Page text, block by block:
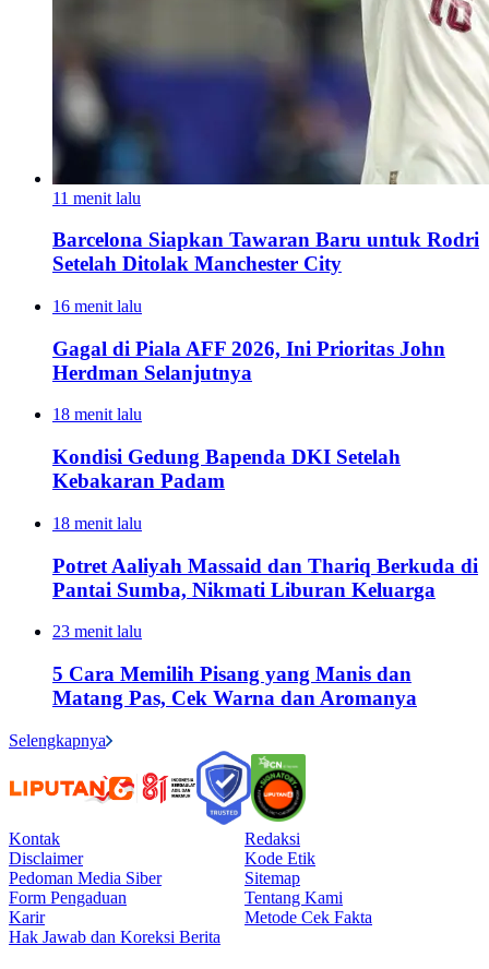
11 menit lalu
Barcelona Siapkan Tawaran Baru untuk Rodri
Setelah Ditolak Manchester City
16 menit lalu
Gagal di Piala AFF 2026, Ini Prioritas John
Herdman Selanjutnya
18 menit lalu
Kondisi Gedung Bapenda DKI Setelah
Kebakaran Padam
18 menit lalu
Potret Aaliyah Massaid dan Thariq Berkuda di
Pantai Sumba, Nikmati Liburan Keluarga
23 menit lalu
5 Cara Memilih Pisang yang Manis dan
Matang Pas, Cek Warna dan Aromanya
Selengkapnya
Kontak
Redaksi
Disclaimer
Kode Etik
Pedoman Media Siber
Sitemap
Form Pengaduan
Tentang Kami
Karir
Metode Cek Fakta
Hak Jawab dan Koreksi Berita